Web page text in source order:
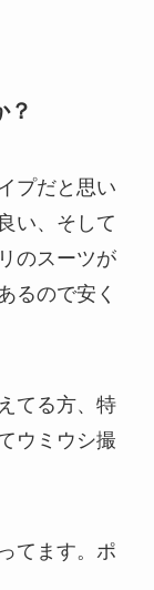
？
プだと思い
い、そして
のスーツが
るので安く
てる方、特
ウミウシ撮
てます。ポ